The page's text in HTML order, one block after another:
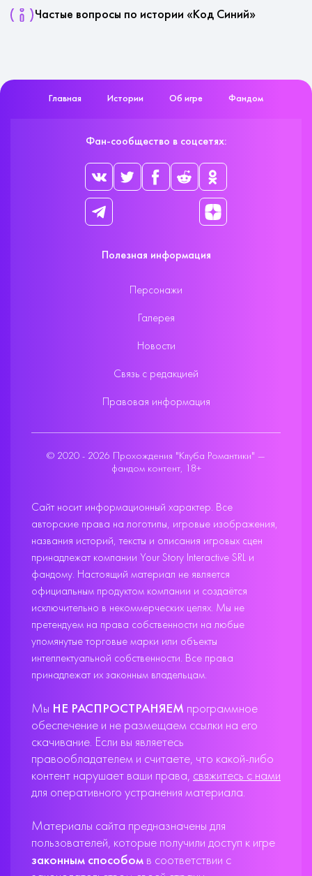
Частые вопросы по истории «Код Синий»
Главная Истории Об игре Фандом
Фан-сообщество в соцсетях:
Полезная информация
Персонажи
Галерея
Новости
Связь с редакцией
Правовая информация
© 2020 - 2026 Прохождения "Клуба Романтики" —
фандом контент, 18+
Сайт носит информационный характер. Все
авторские права на логотипы, игровые изображения,
названия историй, тексты и описания игровых сцен
принадлежат компании Your Story Interactive SRL и
фандому. Настоящий материал не является
официальным продуктом компании и создаётся
исключительно в некоммерческих целях. Мы не
претендуем на права собственности на любые
упомянутые торговые марки или объекты
интеллектуальной собственности. Все права
принадлежат их законным владельцам.
Мы НЕ РАСПРОСТРАНЯЕМ программное
обеспечение и не размещаем ссылки на его
скачивание. Если вы являетесь
правообладателем и считаете, что какой-либо
контент нарушает ваши права, свяжитесь с нами
для оперативного устранения материала.
Материалы сайта предназначены для
пользователей, которые получили доступ к игре
законным способом в соответствии с